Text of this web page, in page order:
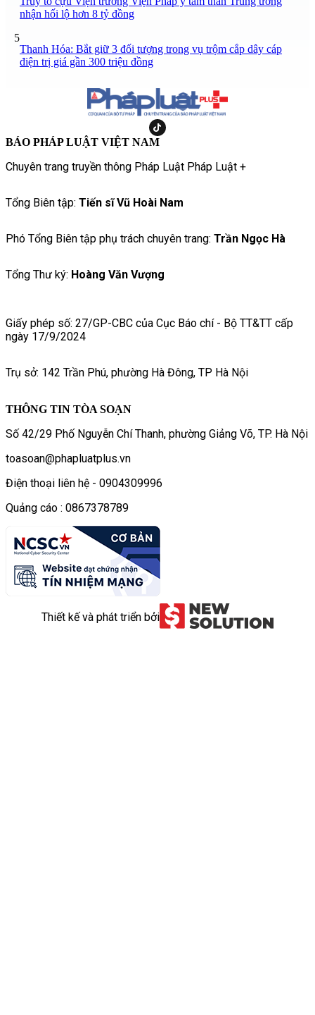
nhận hối lộ hơn 8 tỷ đồng
5
Thanh Hóa: Bắt giữ 3 đối tượng trong vụ trộm cắp dây cáp
điện trị giá gần 300 triệu đồng
BÁO PHÁP LUẬT VIỆT NAM
Chuyên trang truyền thông Pháp Luật Pháp Luật +
Tổng Biên tập: Tiến sĩ Vũ Hoài Nam
Phó Tổng Biên tập phụ trách chuyên trang: Trần Ngọc Hà
Tổng Thư ký: Hoàng Văn Vượng
Giấy phép số: 27/GP-CBC của Cục Báo chí - Bộ TT&TT cấp
ngày 17/9/2024
Trụ sở: 142 Trần Phú, phường Hà Đông, TP Hà Nội
THÔNG TIN TÒA SOẠN
Số 42/29 Phố Nguyễn Chí Thanh, phường Giảng Võ, TP. Hà Nội
toasoan@phapluatplus.vn
Điện thoại liên hệ - 0904309996
Quảng cáo : 0867378789
Thiết kế và phát triển bởi